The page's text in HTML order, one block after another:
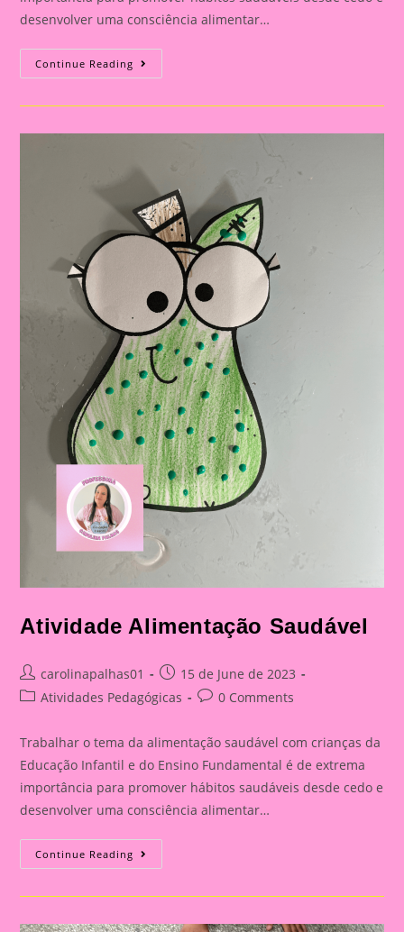
desenvolver uma consciência alimentar…
Continue Reading Atividade
Alimentação
Do
Alimentação
Saudável
Atividade Alimentação Saudável
Post
author:
carolinapalhas01
Post
published:
15 de June de 2023
PostAtividades Pedagógicas
Post0 Comments
Trabalhar o tema da alimentação saudável com crianças da
Educação Infantil e do Ensino Fundamental é de extrema
importância para promover hábitos saudáveis desde cedo e
desenvolver uma consciência alimentar…
Continue Reading Atividade
Alimentação